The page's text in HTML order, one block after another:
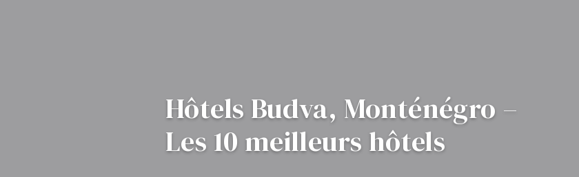
Hôtels Budva, Monténégro –
Les 10 meilleurs hôtels